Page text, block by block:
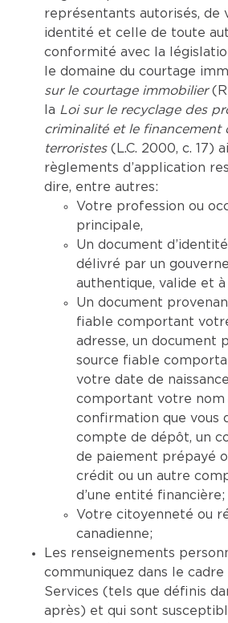
représentants autorisés, de
identité et celle de toute
conformité avec la
le domaine du courtage
sur le courtage immobilier
la Loi sur le recyclage des
criminalité et le financement
terroristes(L.C. 2000, c. 17)
règlements d’application
dire, entre autres:
Votre profession ou
principale,
Un document
délivré par un
authentique, valide et à
Un document
fiable comportant
adresse, un document
source fiable
votre date de
comportant votre nom
confirmation que vous
compte de dépôt, un
de paiement prépayé
crédit ou un autre
d’une entité financière;
Votre citoyenneté ou
canadienne;
Les renseignements
communiquez dans le cadre
Services (tels que définis
après) et qui sont